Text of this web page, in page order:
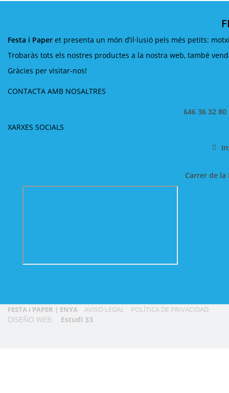
Festa i Paper et presenta un món d’il·lusió pels més petits:
Trobaràs tots els nostres productes a la nostra web, també
Gràcies per visitar-nos!
CONTACTA AMB NOSALTRES
646 36 32 80
XARXES SOCIALS
Carrer de
FESTA i PAPER | ENYA AVISO LEGAL POLÍTICA DE PRIVACIDAD
DISEÑO WEB Estudi 33